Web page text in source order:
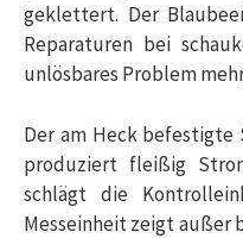
geklettert. Der
Reparaturen bei
unlösbares Problem
Der am Heck befestigte
produziert fleißig
schlägt die
Messeinheit zeigt außer